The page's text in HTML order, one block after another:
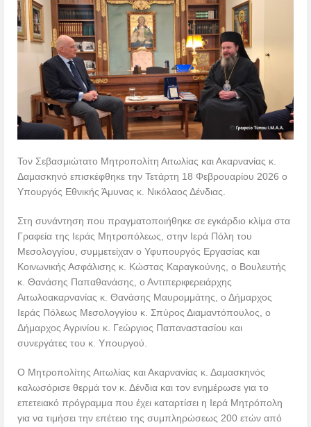
Τον Σεβασμιώτατο Μητροπολίτη Αιτωλίας και Ακαρνανίας κ.
Δαμασκηνό επισκέφθηκε την Τετάρτη 18 Φεβρουαρίου 2026 ο
Υπουργός Εθνικής Άμυνας κ. Νικόλαος Δένδιας.
Στη συνάντηση που πραγματοποιήθηκε σε εγκάρδιο κλίμα στα
Γραφεία της Ιεράς Μητροπόλεως, στην Ιερά Πόλη του
Μεσολογγίου, συμμετείχαν ο Υφυπουργός Εργασίας και
Κοινωνικής Ασφάλισης κ. Κώστας Καραγκούνης, ο Βουλευτής
κ. Θανάσης Παπαθανάσης, ο Αντιπεριφερειάρχης
Αιτωλοακαρνανίας κ. Θανάσης Μαυρομμάτης, ο Δήμαρχος
Ιεράς Πόλεως Μεσολογγίου κ. Σπύρος Διαμαντόπουλος, ο
Δήμαρχος Αγρινίου κ. Γεώργιος Παπαναστασίου και
συνεργάτες του κ. Υπουργού.
Ο Μητροπολίτης Αιτωλίας και Ακαρνανίας κ. Δαμασκηνός
καλωσόρισε θερμά τον κ. Δένδια και τον ενημέρωσε για το
επετειακό πρόγραμμα που έχει καταρτίσει η Ιερά Μητρόπολη
για να τιμήσει την επέτειο της συμπληρώσεως 200 ετών από